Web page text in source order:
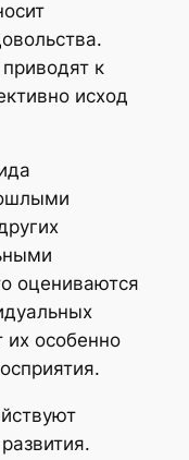
к
исход
оцениваются
их особенно